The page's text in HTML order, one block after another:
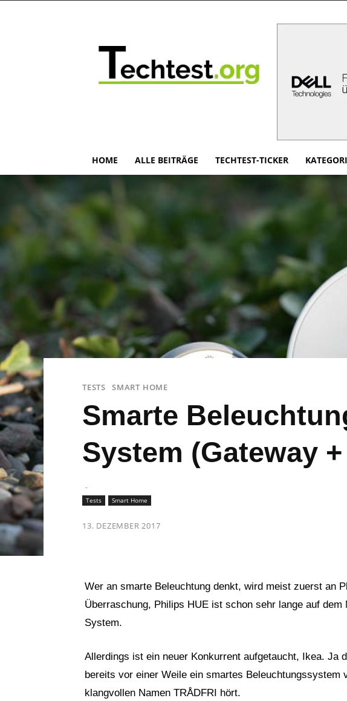
HOME ALLE BEITRÄGE TECHTEST-TICKER
TESTS SMART HOME
Smarte
System (Gateway
-
Tests
Smart Home
13. DEZEMBER 2017
Wer an smarte Beleuchtung denkt, wird meist zuerst an
Überraschung, Philips HUE ist schon sehr lange auf
System.
Allerdings ist ein neuer Konkurrent aufgetaucht, Ikea. Ja
bereits vor einer Weile ein smartes Beleuchtungssystem
klangvollen Namen TRÅDFRI hört.